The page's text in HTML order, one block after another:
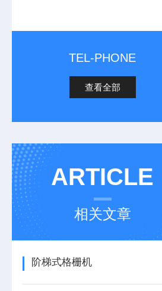
TEL-PHONE
查看全部
ARTICLE
相关文章
阶梯式格栅机